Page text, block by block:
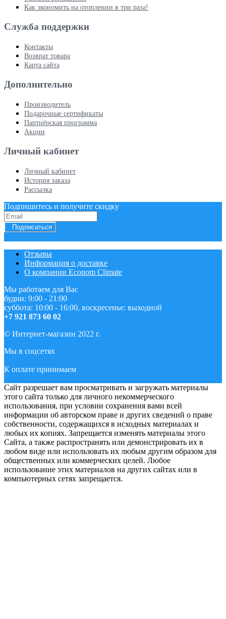
Как экономить на отоплении в три раза!
Служба поддержки
Контакты
Возврат товара
Карта сайта
Дополнительно
Производитель
Подарочные сертификаты
Партнёрская программа
Акции
Личный кабинет
Личный кабинет
История заказа
Рассылка
Подпишитесь и получите скидку
Подписаться
Отзывы
Информация о доставке
О компании Econom Climate
Мы работаем для Вас
будни: 9:00 - 21:00
суббота: 10:00 - 16:00, воскресенье: выходной
+7 921 873 60 02
© Интернет-магазин 2022 г.
Мы в соцсетях
К оплате принимаем
Сайт разрешает вам просматривать и загружать материалы
этого сайта только для личного некоммерческого
использования, при условии сохранения вами всей
информации об авторском праве и других сведений о праве
собственности, содержащихся в исходных материалах и
любых их копиях. Запрещается изменять материалы этого
Сайта, а также распространять или демонстрировать их в
любом виде или использовать их любым другим образом для
общественных или коммерческих целей. Любое
использование этих материалов на других сайтах или в
компьютерных сетях запрещается.